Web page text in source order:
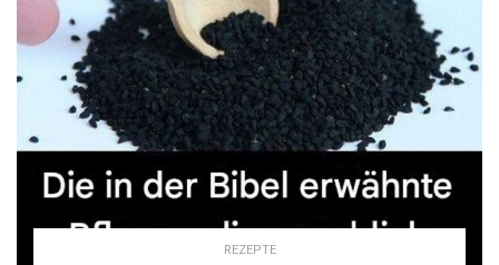
REZEPTE